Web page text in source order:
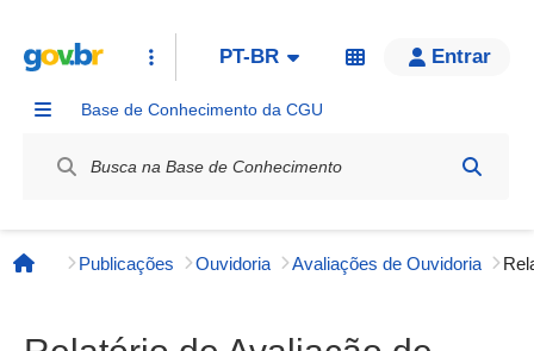
PT-BR Entrar
Base de Conhecimento da CGU
Página inicial
Publicações Ouvidoria Avaliações de Ouvidoria